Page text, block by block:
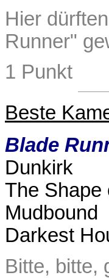
Hier
Runner"
1 Punkt
Beste
Blade
Dunkirk
The Shape
Mudbound
Darkest
Bitte, bitte,